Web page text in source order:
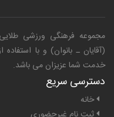
مجموعه فرهنگی ورزشی
(آقایان ـ بانوان) و با
خدمت شما عزیزان می باشد.
دسترسی سریع
خانه